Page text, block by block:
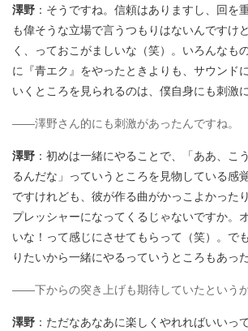
澤野 ：そうですね。信頼はありますし、回
も偉そうな立場で言うつもりはないんですけ
く、っておこがましいな（笑）。いろんなも
に『青エク』をやったときよりも、サウンド
いくところを見られるのは、僕自身にも刺激
――澤野さん的にも刺激があったんですね。
澤野 ：初めは一緒にやることで、「ああ、こ
るんだな」っていうところを見物している感
ですけれども、彼が作る曲がかっこよかった
プレッシャーになってくるじゃないですか。
いな！って感じにさせてもらって（笑）。で
りたいから一緒にやるっていうところもあっ
――下からの突き上げも期待していたというか
澤野 ：ただなあなあに楽しくやれればいいっ